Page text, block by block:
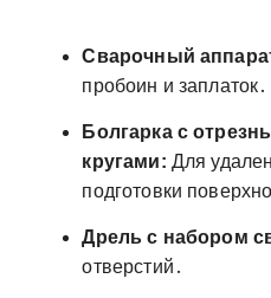
Сварочный
пробоин и заплаток․
Болгарка с
кругами: Для
подготовки
Дрель с набором
отверстий․